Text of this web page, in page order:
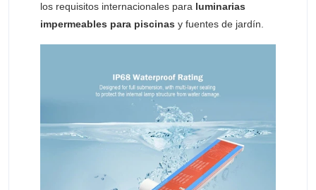
los requisitos internacionales para luminarias
impermeables para piscinas y fuentes de jardín.